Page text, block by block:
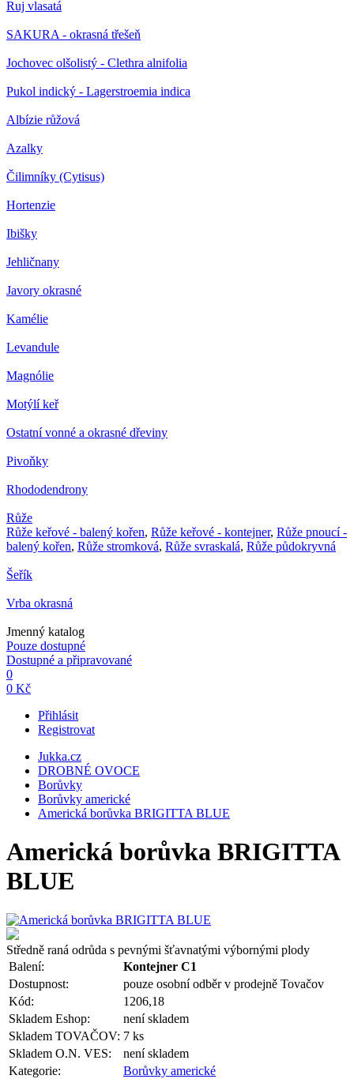
Ruj vlasatá
SAKURA - okrasná třešeň
Jochovec olšolistý - Clethra alnifolia
Pukol indický - Lagerstroemia indica
Albízie růžová
Azalky
Čilimníky (Cytisus)
Hortenzie
Ibišky
Jehličnany
Javory okrasné
Kamélie
Levandule
Magnólie
Motýlí keř
Ostatní vonné a okrasné dřeviny
Pivoňky
Rhododendrony
Růže
Růže keřové - balený kořen, Růže keřové - kontejner, Růže pnoucí -
balený kořen, Růže stromková, Růže svraskalá, Růže půdokryvná
Šeřík
Vrba okrasná
Jmenný katalog
Pouze dostupné
Dostupné a připravované
0
0 Kč
Přihlásit
Registrovat
Jukka.cz
DROBNÉ OVOCE
Borůvky
Borůvky americké
Americká borůvka BRIGITTA BLUE
Americká borůvka BRIGITTA
BLUE
Středně raná odrůda s pevnými šťavnatými výbornými plody
Balení:
Kontejner C1
Dostupnost:
pouze osobní odběr v prodejně Tovačov
Kód:
1206,18
Skladem Eshop:
není skladem
Skladem TOVAČOV: 7 ks
Skladem O.N. VES:
není skladem
Kategorie:
Borůvky americké